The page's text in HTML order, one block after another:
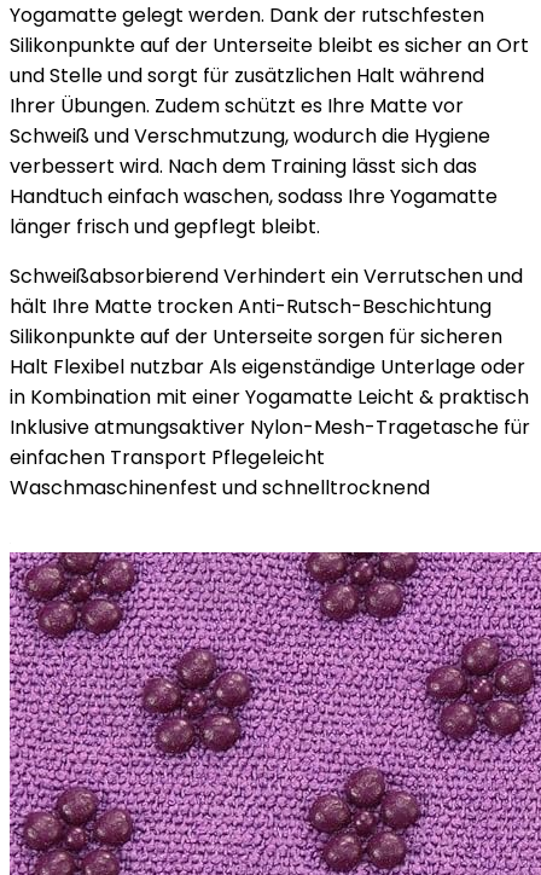
Yogamatte gelegt werden. Dank der rutschfesten
Silikonpunkte auf der Unterseite bleibt es sicher an Ort
und Stelle und sorgt für zusätzlichen Halt während
Ihrer Übungen. Zudem schützt es Ihre Matte vor
Schweiß und Verschmutzung, wodurch die Hygiene
verbessert wird. Nach dem Training lässt sich das
Handtuch einfach waschen, sodass Ihre Yogamatte
länger frisch und gepflegt bleibt.
Schweißabsorbierend Verhindert ein Verrutschen und
hält Ihre Matte trocken Anti-Rutsch-Beschichtung
Silikonpunkte auf der Unterseite sorgen für sicheren
Halt Flexibel nutzbar Als eigenständige Unterlage oder
in Kombination mit einer Yogamatte Leicht & praktisch
Inklusive atmungsaktiver Nylon-Mesh-Tragetasche für
einfachen Transport Pflegeleicht
Waschmaschinenfest und schnelltrocknend